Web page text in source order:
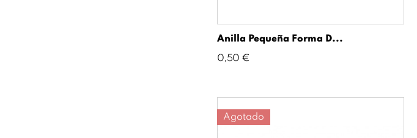
Anilla Pequeña Forma D...
Precio
0,50 €
Agotado